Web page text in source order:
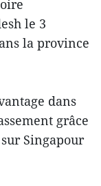
le 3
la province
dans
grâce
Singapour